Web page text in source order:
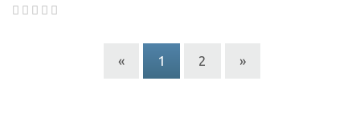
« 1 2 »